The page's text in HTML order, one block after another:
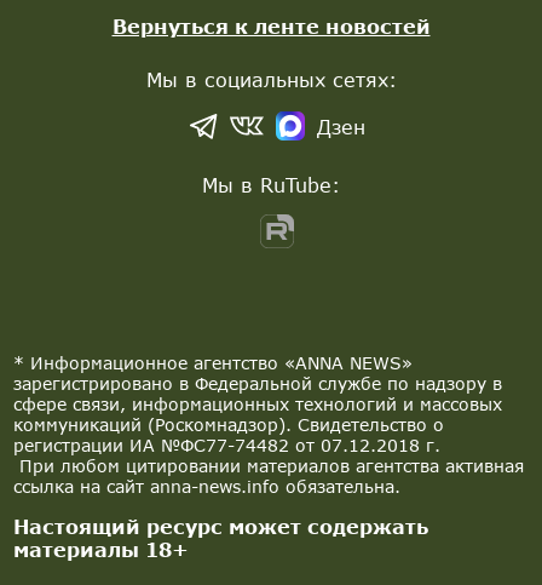
* Информационное агентство «ANNA NEWS»
зарегистрировано в Федеральной службе по надзору в
сфере связи, информационных технологий и массовых
коммуникаций (Роскомнадзор). Свидетельство о
регистрации ИА №ФС77-74482 от 07.12.2018 г.
При любом цитировании материалов агентства активная
ссылка на сайт anna-news.info обязательна.
Настоящий ресурс может содержать
материалы 18+
Вернуться к ленте новостей
Мы в социальных сетях:
Дзен
Мы в RuTube: